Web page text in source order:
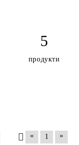
5
продукти
« 1 »